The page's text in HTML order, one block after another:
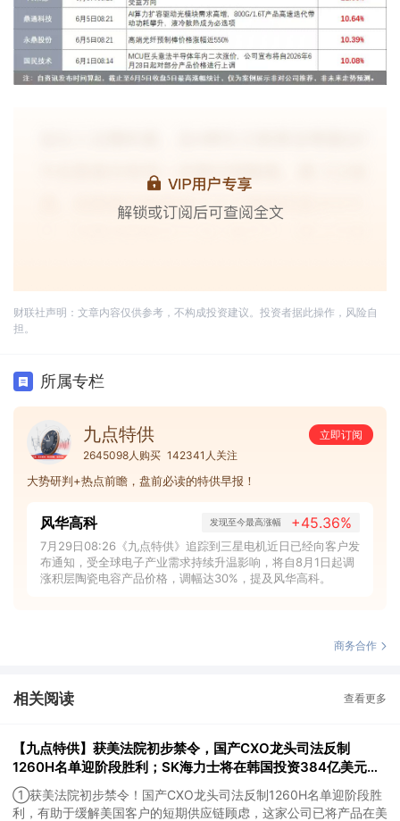
财联社声明：文章内容仅供参考，不构成投资建议。投资者据此操作，风险自
担。
所属专栏
九点特供
立即订阅
2645098人购买 142341人关注
大势研判+热点前瞻，盘前必读的特供早报！
风华高科 发现至今最高涨幅 +45.36%
7月29日08:26《九点特供》追踪到三星电机近日已经向客户发
布通知，受全球电子产业需求持续升温影响，将自8月1日起调
涨积层陶瓷电容产品价格，调幅达30%，提及风华高科。
商务合作
相关阅读 查看更多
【九点特供】获美法院初步禁令，国产CXO龙头司法反制
1260H名单迎阶段胜利；SK海力士将在韩国投资384亿美元建
设晶圆厂，机构称全球晶圆厂扩产和关键零部件供给不足，为国
内企业创造了新的出海窗口
①获美法院初步禁令！国产CXO龙头司法反制1260H名单迎阶段胜
利，有助于缓解美国客户的短期供应链顾虑，这家公司已将产品在美